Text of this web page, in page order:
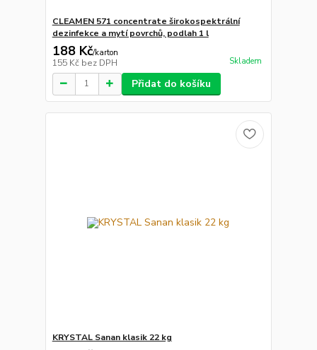
CLEAMEN 571 concentrate širokospektrální
dezinfekce a mytí povrchů, podlah 1 l
188 Kč/karton
155 Kč bez DPH Skladem
Přidat do košíku
KRYSTAL Sanan klasik 22 kg